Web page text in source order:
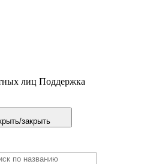
лиц Поддержка
закрыть